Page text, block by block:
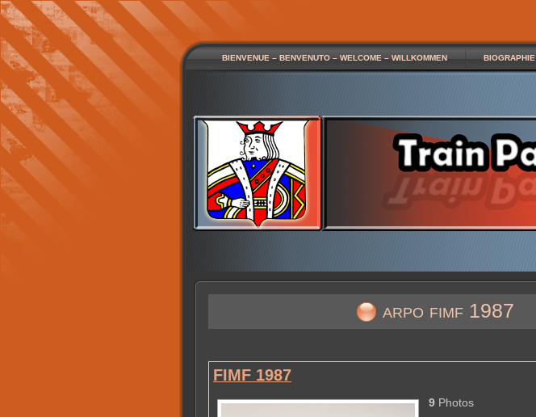
BIENVENUE – BENVENUTO – WELCOME – WILLKOMMEN BIOGRAPHIE
arpo fimf 1987
FIMF 1987
9 Photos